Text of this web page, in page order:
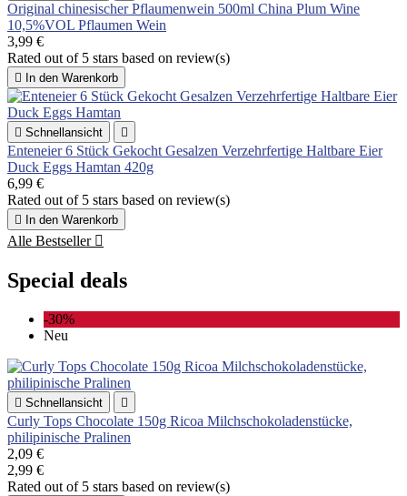
Original chinesischer Pflaumenwein 500ml China Plum Wine
10,5%VOL Pflaumen Wein
3,99 €
Rated out of 5 stars based on review(s)
 In den Warenkorb
 Schnellansicht 
Enteneier 6 Stück Gekocht Gesalzen Verzehrfertige Haltbare Eier
Duck Eggs Hamtan 420g
6,99 €
Rated out of 5 stars based on review(s)
 In den Warenkorb
Alle Bestseller 
Special deals
-30%
Neu
 Schnellansicht 
Curly Tops Chocolate 150g Ricoa Milchschokoladenstücke,
philipinische Pralinen
2,09 €
2,99 €
Rated out of 5 stars based on review(s)